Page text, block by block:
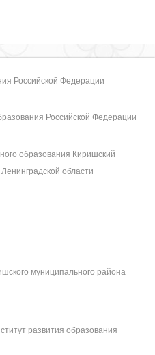
Российской Федерации
Российской Федерации
образования Киришский
области
муниципального района
развития образования